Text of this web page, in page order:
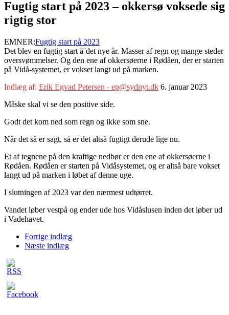
Fugtig start på 2023 – okkersø voksede sig
rigtig stor
EMNER:Fugtig start på 2023
Det blev en fugtig start å¨det nye år. Masser af regn og mange steder
oversvømmelser. Og den ene af okkersøerne i Rødåen, der er starten
på Vidå-systemet, er vokset langt ud på marken.
Indlæg af: Erik Egvad Petersen - ep@sydnyt.dk 6. januar 2023
Måske skal vi se den positive side.
Godt det kom ned som regn og ikke som sne.
Når det så er sagt, så er det altså fugtigt derude lige nu.
Et af tegnene på den kraftige nedbør er den ene af okkersøerne i
Rødåen. Rødåen er starten på Vidåsystemet, og er altså bare vokset
langt ud på marken i løbet af denne uge.
I slutningen af 2023 var den nærmest udtørret.
Vandet løber vestpå og ender ude hos Vidåslusen inden det løber ud
i Vadehavet.
Forrige indlæg
Næste indlæg